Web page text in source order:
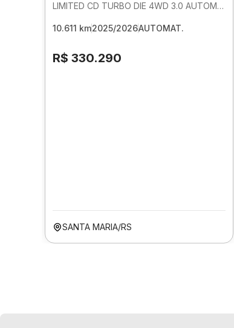
LIMITED CD TURBO DIE 4WD 3.0 AUTOMATICO
10.611 km2025/2026AUTOMAT.
R$ 330.290
SANTA MARIA/RS